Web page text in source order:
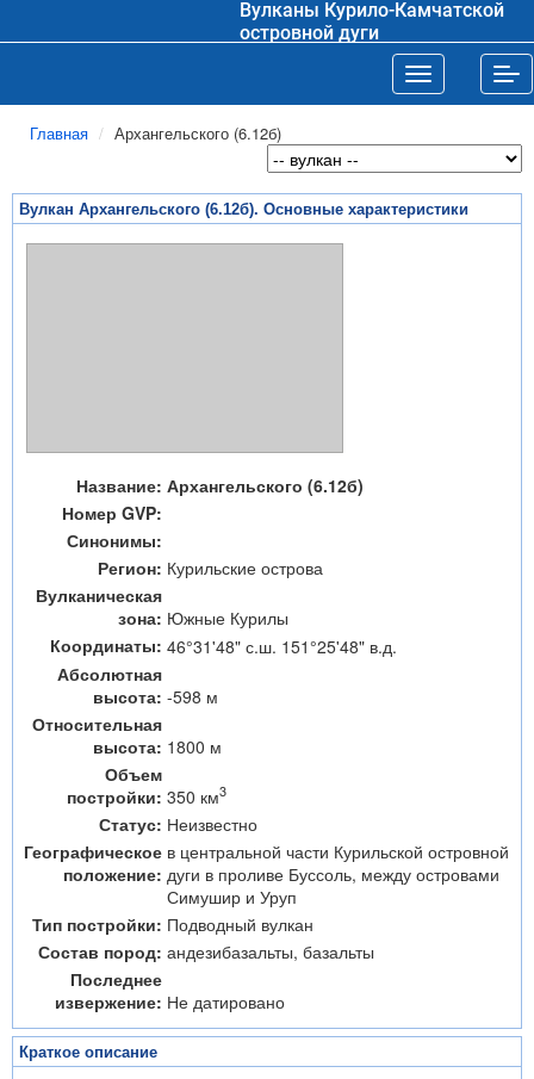
Вулканы Курило-Камчатской
островной дуги
Toggle
Главная Архангельского (6.12б)
Вулкан Архангельского (6.12б). Основные характеристики
Название: Архангельского (6.12б)
Номер GVP:
Синонимы:
Регион: Курильские острова
Вулканическая
зона: Южные Курилы
Координаты: 46°31'48" с.ш. 151°25'48" в.д.
Абсолютная
высота: -598 м
Относительная
высота: 1800 м
Объем
постройки: 350 км3
Статус: Неизвестно
Географическое
положение:
в центральной части Курильской островной
дуги в проливе Буссоль, между островами
Симушир и Уруп
Тип постройки: Подводный вулкан
Состав пород: андезибазальты, базальты
Последнее
извержение: Не датировано
Краткое описание